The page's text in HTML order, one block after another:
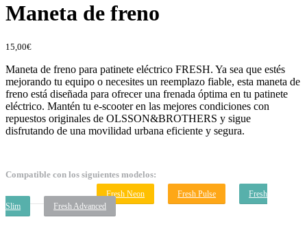
Maneta de freno
15,00€
Maneta de freno para patinete eléctrico FRESH. Ya sea que estés
mejorando tu equipo o necesites un reemplazo fiable, esta maneta de
freno está diseñada para ofrecer una frenada óptima en tu patinete
eléctrico. Mantén tu e-scooter en las mejores condiciones con
repuestos originales de OLSSON&BROTHERS y sigue
disfrutando de una movilidad urbana eficiente y segura.
Compatible con los siguientes modelos:
Fresh Wild Red Fresh Neon Fresh Pulse
Fresh
Slim
Fresh Advanced